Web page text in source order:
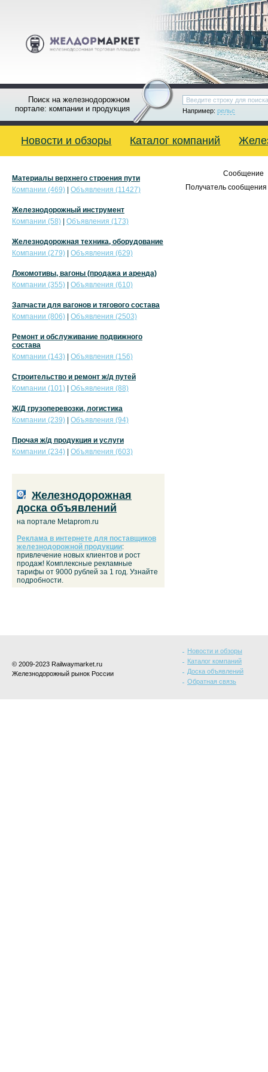
Поиск на железнодорожном
портале: компании и продукция
Например: рельс
Новости и обзоры Каталог компаний
Сообщение
Получатель сообщения
Материалы верхнего строения пути
Компании (469)
Объявления (11427)
Железнодорожный инструмент
Компании (58)
Объявления (173)
Железнодорожная техника, оборудование
Компании (279)
Объявления (629)
Локомотивы, вагоны (продажа и аренда)
Компании (355)
Объявления (610)
Запчасти для вагонов и тягового состава
Компании (806)
Объявления (2503)
Ремонт и обслуживание подвижного
состава
Компании (143)
Объявления (156)
Строительство и ремонт ж/д путей
Компании (101)
Объявления (88)
Ж/Д грузоперевозки, логистика
Компании (239)
Объявления (94)
Прочая ж/д продукция и услуги
Компании (234)
Объявления (603)
Железнодорожная
доска объявлений
на портале Metaprom.ru
Реклама в интернете для поставщиков
железнодорожной продукции:
привлечение новых клиентов и рост
продаж! Комплексные рекламные
тарифы от 9000 рублей за 1 год. Узнайте
подробности.
© 2009-2023 Railwaymarket.ru
Железнодорожный рынок России
Новости и обзоры
Каталог компаний
Доска объявлений
Обратная связь